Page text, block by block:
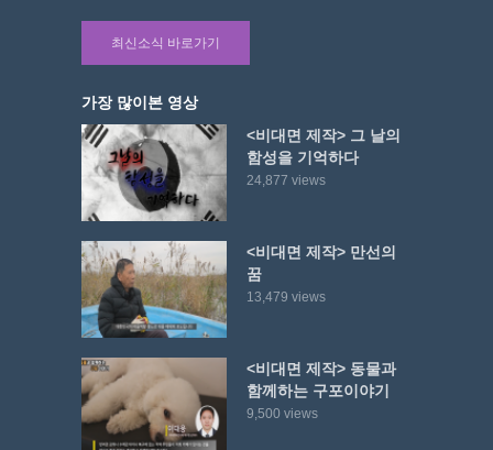
최신소식 바로가기
가장 많이본 영상
<비대면 제작> 그 날의
함성을 기억하다
24,877 views
<비대면 제작> 만선의
꿈
13,479 views
<비대면 제작> 동물과
함께하는 구포이야기
9,500 views